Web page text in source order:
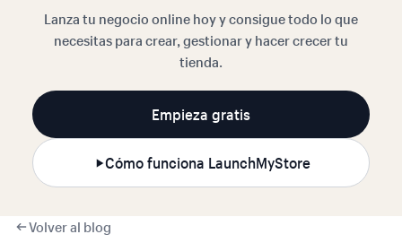
Lanza tu negocio online hoy y consigue todo lo que
necesitas para crear, gestionar y hacer crecer tu
tienda.
Empieza gratis
Cómo funciona LaunchMyStore
Volver al blog